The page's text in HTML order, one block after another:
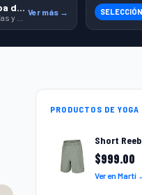
Nueva etapa de México Ver más →
PRODUCTOS DE YOGA
Short
$999.00
Ver en Martí